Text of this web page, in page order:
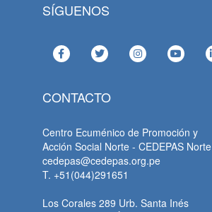
SÍGUENOS
CONTACTO
Centro Ecuménico de Promoción y
Acción Social Norte - CEDEPAS Norte
cedepas@cedepas.org.pe
T. +51(044)291651
Los Corales 289 Urb. Santa Inés